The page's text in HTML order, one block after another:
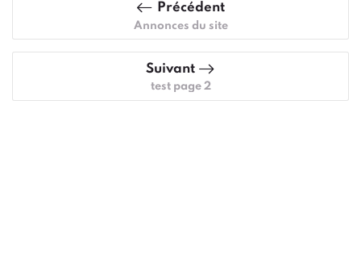
Précédent
Annonces du site
Suivant
test page 2